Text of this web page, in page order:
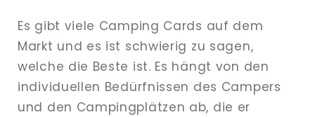
Es gibt viele Camping Cards auf dem
Markt und es ist schwierig zu sagen,
welche die Beste ist. Es hängt von den
individuellen Bedürfnissen des Campers
und den Campingplätzen ab, die er